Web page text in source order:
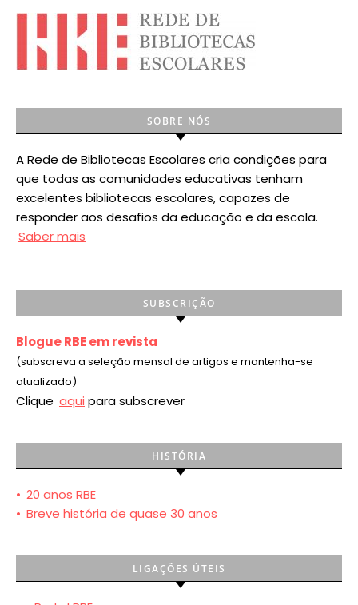
SOBRE NÓS
A Rede de Bibliotecas Escolares cria condições para
que todas as comunidades educativas tenham
excelentes bibliotecas escolares, capazes de
responder aos desafios da educação e da escola.
Saber mais
SUBSCRIÇÃO
Blogue RBE em revista
(subscreva a seleção mensal de artigos e mantenha-se
atualizado)
Clique aqui para subscrever
HISTÓRIA
• 20 anos RBE
• Breve história de quase 30 anos
LIGAÇÕES ÚTEIS